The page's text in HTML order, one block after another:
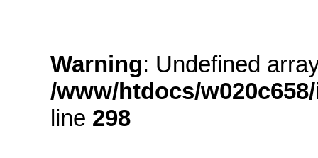
Warning: Undefined
/www/htdocs/
line 298